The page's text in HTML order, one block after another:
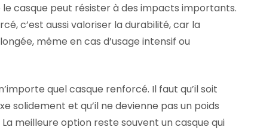
casque peut résister à des impacts importants.
c’est aussi valoriser la durabilité, car la
même en cas d’usage intensif ou
quel casque renforcé. Il faut qu’il soit
solidement et qu’il ne devienne pas un poids
meilleure option reste souvent un casque qui